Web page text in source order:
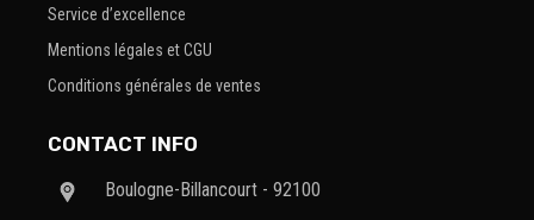
Service d’excellence
Mentions légales et CGU
Conditions générales de ventes
CONTACT INFO
Boulogne-Billancourt - 92100